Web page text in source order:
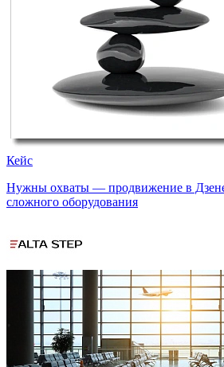
Кейс
Нужны охваты — продвижение в Дзене
сложного оборудования